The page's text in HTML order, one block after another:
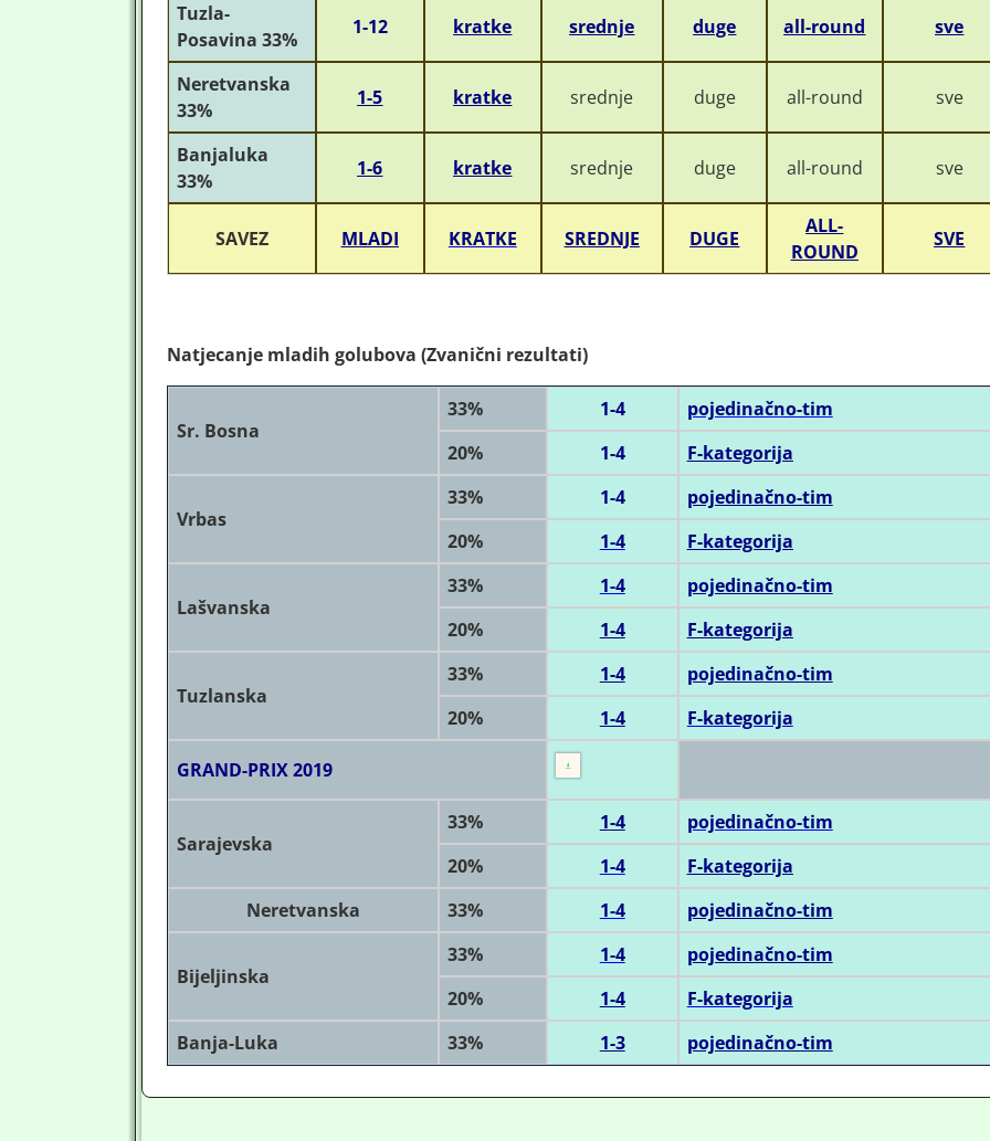
Tuzla-
Posavina 33%
1-12 kratke srednje duge all-round sve
Neretvanska
33%
1-5 kratke srednje duge all-round sve
Banjaluka
33%
1-6 kratke srednje duge all-round sve
SAVEZ MLADI KRATKE SREDNJE DUGE
ALL-
ROUND
SVE
Natjecanje mladih golubova (Zvanični rezultati)
Sr. Bosna
33% 1-4
pojedinačno-tim
20%
1-4 F-kategorija
Vrbas
33% 1-4
pojedinačno-tim
20%
1-4 F-kategorija
Lašvanska
33% 1-4
pojedinačno-tim
20%
1-4 F-kategorija
Tuzlanska
33% 1-4
pojedinačno-tim
20%
1-4 F-kategorija
GRAND-PRIX 2019
Sarajevska
33% 1-4
pojedinačno-tim
20%
1-4
F-kategorija
Neretvanska
33% 1-4 pojedinačno-tim
Bijeljinska
33% 1-4
pojedinačno-tim
20%
1-4
F-kategorija
Banja-Luka
33% 1-3 pojedinačno-tim